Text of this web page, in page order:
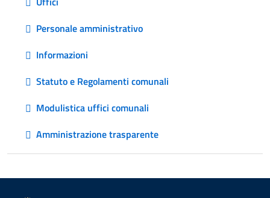
Personale amministrativo
Informazioni
Statuto e Regolamenti comunali
Modulistica uffici comunali
Amministrazione trasparente